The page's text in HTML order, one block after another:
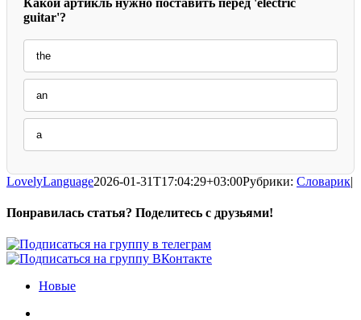
guitar'?
the
an
a
LovelyLanguage2026-01-31T17:04:29+03:00Рубрики: Словарик|
Понравилась статья? Поделитесь с друзьями!
Facebook
X
Pinterest
Vk
Новые